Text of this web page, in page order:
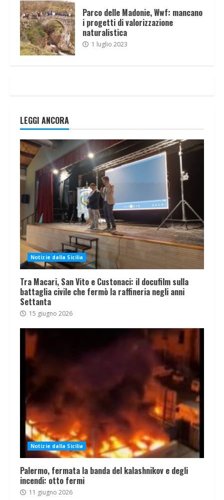
Parco delle Madonie, Wwf: mancano
i progetti di valorizzazione
naturalistica
1 luglio 2023
LEGGI ANCORA
Notizie dalla Sicilia
Tra Macari, San Vito e Custonaci: il docufilm sulla
battaglia civile che fermò la raffineria negli anni
Settanta
15 giugno 2026
Notizie dalla Sicilia
Palermo, fermata la banda del kalashnikov e degli
incendi: otto fermi
11 giugno 2026